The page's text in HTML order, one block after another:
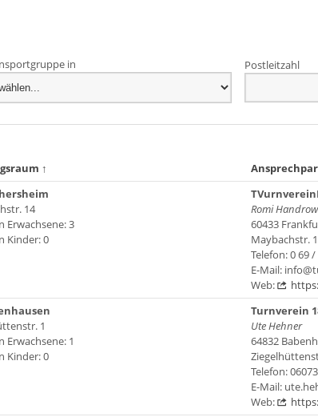
in Postleitzahl
↑
14
Erwachsene: 3
Kinder: 0
Romi Handrow
60433
Maybachstr.
Telefon: 0 69 /
E-Mail:
Web:
1
Erwachsene: 1
Kinder: 0
Turnverein
Ute Hehner
64832
Telefon:
E-Mail:
Web: